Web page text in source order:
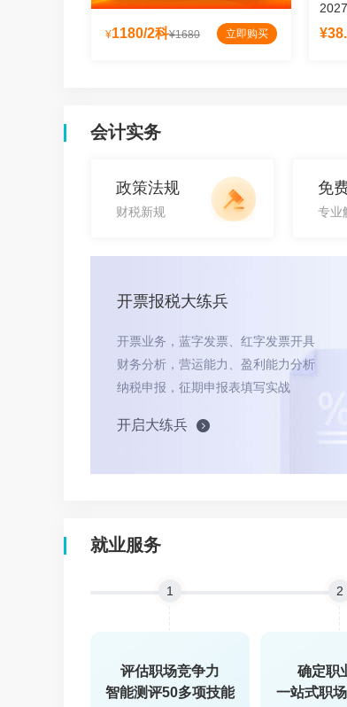
¥1180/2科¥1680 立即购买
2027初会《官方教材》
¥47.70起 立即购买
会计实务
政策法规
财税新规
免
专业
开票报税大练兵
开票业务，蓝字发票、红字发票开具
财务分析，营运能力、盈利能力分析
纳税申报，征期申报表填写实战
开启大练兵
就业服务
1
评估职场竞争力
智能测评50多项技能
2
确定职
一站式职